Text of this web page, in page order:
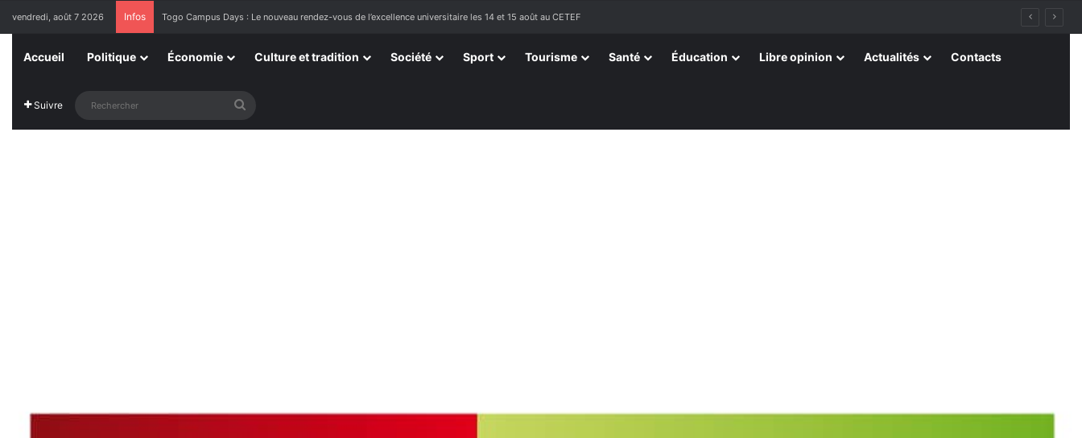
vendredi, août 7 2026 Infos 1ère Édition des Grandes Retrouvailles des Ressortissants de Kpélé Govié Apégamé / Sokpé
Accueil Politique Économie Culture et tradition Société Sport Tourisme Santé Éducation Libre opinion Actualités Contacts
Suivre